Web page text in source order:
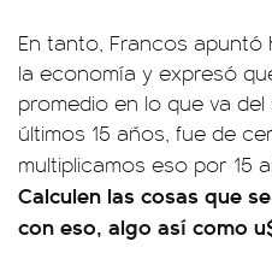
En tanto, Francos
la economía y expresó
promedio en lo que va
últimos 15 años, fue de
multiplicamos eso por 15
Calculen las cosas que
con eso, algo así como